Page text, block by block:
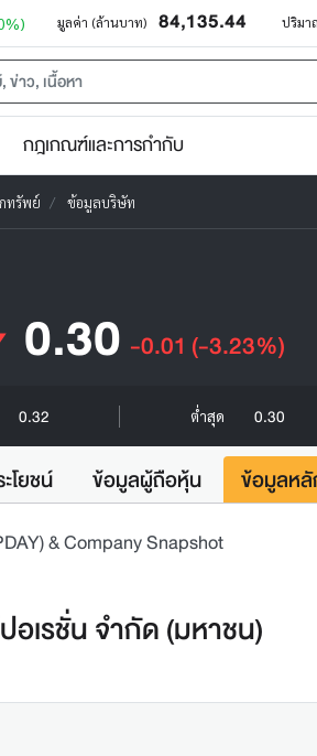
มูลค่า (ล้านบาท) 84,135.44 ปริมา
กฎเกณฑ์และการกำกับ
ทรัพย์ ข้อมูลบริษัท
0.30 -0.01 (-3.23%)
0.32 ต่ำสุด 0.30
โยชน์ ข้อมูลผู้ถือหุ้น ข้อมูลห
& Company Snapshot
เรชั่น จำกัด (มหาชน)